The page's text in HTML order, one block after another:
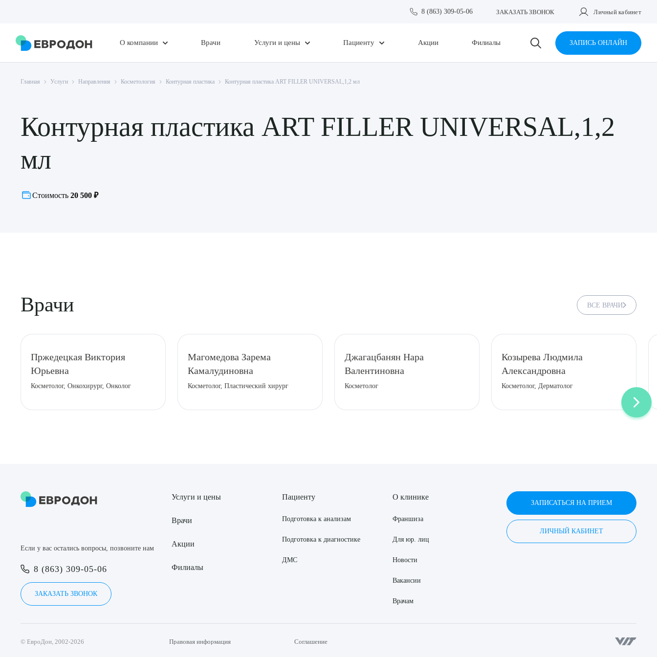
8 (863) 309-05-06 ЗАКАЗАТЬ ЗВОНОК Личный кабинет
О компании Врачи Услуги и цены Пациенту Акции Филиалы ЗАПИСЬ ОНЛАЙН
Главная Услуги Направления Косметология Контурная пластика Контурная пластика ART FILLER UNIVERSAL,1,2 мл
Контурная пластика ART FILLER UNIVERSAL,1,2
мл
Стоимость 20 500 ₽
Врачи ВСЕ ВРАЧИ
Пржедецкая Виктория
Юрьевна
Косметолог, Онкохирург, Онколог
Магомедова Зарема
Камалудиновна
Косметолог, Пластический хирург
Джагацбанян Нара
Валентиновна
Косметолог
Козырева Людмила
Александровна
Косметолог, Дерматолог
Если у вас остались вопросы, позвоните нам
8 (863) 309-05-06
ЗАКАЗАТЬ ЗВОНОК
Услуги и цены
Врачи
Акции
Филиалы
Пациенту
Подготовка к анализам
Подготовка к диагностике
ДМС
О клинике
Франшиза
Для юр. лиц
Новости
Вакансии
Врачам
ЗАПИСАТЬСЯ НА ПРИЕМ
ЛИЧНЫЙ КАБИНЕТ
© ЕвроДон, 2002-2026 Правовая информация Соглашение
Я даю согласие на
Выберите сопутствующую услугу